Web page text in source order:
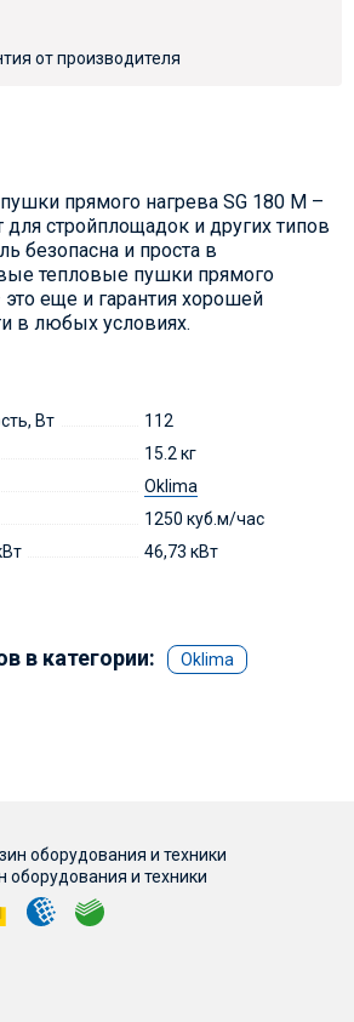
от производителя
прямого нагрева SG 180 M –
стройплощадок и других типов
безопасна и проста в
тепловые пушки прямого
это еще и гарантия хорошей
в любых условиях.
Вт
112
15.2 кг
Oklima
1250 куб.м/час
46,73 кВт
в категории: Oklima
и техники